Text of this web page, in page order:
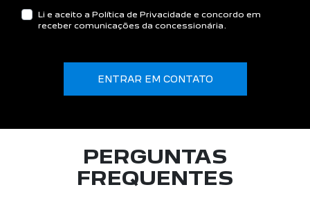
Li e aceito a Política de Privacidade e concordo em
receber comunicações da concessionária.
ENTRAR EM CONTATO
PERGUNTAS
FREQUENTES